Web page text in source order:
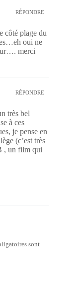
RÉPONDRE
côté plage du
oui ne
merci
RÉPONDRE
très bel
à ces
je pense en
(c’est très
, un film qui
sont